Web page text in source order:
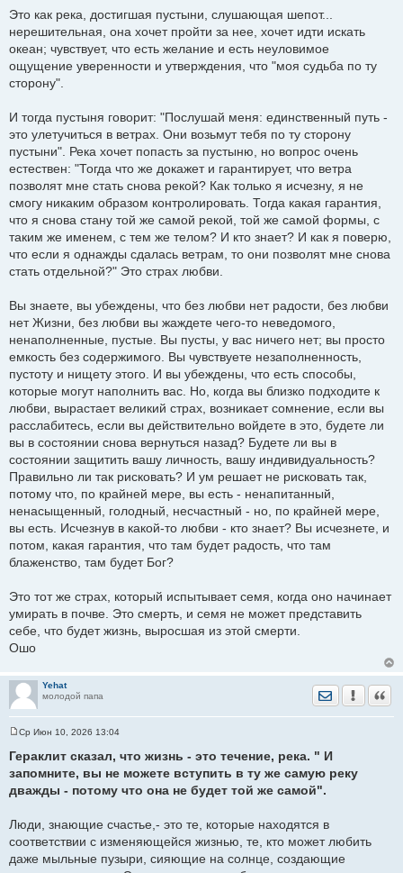
Это как река, достигшая пустыни, слушающая шепот...
нерешительная, она хочет пройти за нее, хочет идти искать
океан; чувствует, что есть желание и есть неуловимое
ощущение уверенности и утверждения, что "моя судьба по ту
сторону".
И тогда пустыня говорит: "Послушай меня: единственный путь -
это улетучиться в ветрах. Они возьмут тебя по ту сторону
пустыни". Река хочет попасть за пустыню, но вопрос очень
естествен: "Тогда что же докажет и гарантирует, что ветра
позволят мне стать снова рекой? Как только я исчезну, я не
смогу никаким образом контролировать. Тогда какая гарантия,
что я снова стану той же самой рекой, той же самой формы, с
таким же именем, с тем же телом? И кто знает? И как я поверю,
что если я однажды сдалась ветрам, то они позволят мне снова
стать отдельной?" Это страх любви.
Вы знаете, вы убеждены, что без любви нет радости, без любви
нет Жизни, без любви вы жаждете чего-то неведомого,
ненаполненные, пустые. Вы пусты, у вас ничего нет; вы просто
емкость без содержимого. Вы чувствуете незаполненность,
пустоту и нищету этого. И вы убеждены, что есть способы,
которые могут наполнить вас. Но, когда вы близко подходите к
любви, вырастает великий страх, возникает сомнение, если вы
расслабитесь, если вы действительно войдете в это, будете ли
вы в состоянии снова вернуться назад? Будете ли вы в
состоянии защитить вашу личность, вашу индивидуальность?
Правильно ли так рисковать? И ум решает не рисковать так,
потому что, по крайней мере, вы есть - ненапитанный,
ненасыщенный, голодный, несчастный - но, по крайней мере,
вы есть. Исчезнув в какой-то любви - кто знает? Вы исчезнете, и
потом, какая гарантия, что там будет радость, что там
блаженство, там будет Бог?
Это тот же страх, который испытывает семя, когда оно начинает
умирать в почве. Это смерть, и семя не может представить
себе, что будет жизнь, выросшая из этой смерти.
Ошо
Yehat
молодой папа
Отправить
о
б
е
е
Ср Июн 10, 2026 13:04
Гераклит сказал, что жизнь - это течение, река. " И
запомните, вы не можете вступить в ту же самую реку
дважды - потому что она не будет той же самой".
Люди, знающие счастье,- это те, которые находятся в
соответствии с изменяющейся жизнью, те, кто может любить
даже мыльные пузыри, сияющие на солнце, создающие